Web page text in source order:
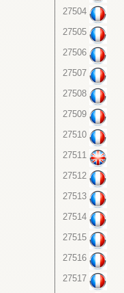
27504
27505
27506
27507
27508
27509
27510
27511
27512
27513
27514
27515
27516
27517